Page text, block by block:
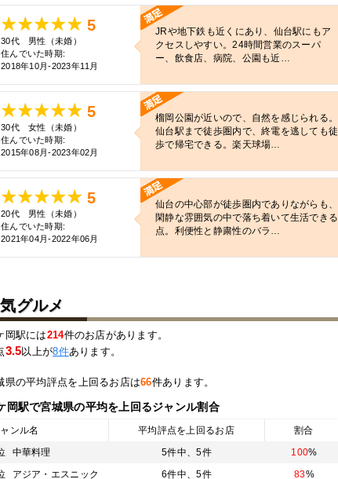
5
30代 男性（未婚）
住んでいた時期:
2018年10月-2023年11月
JRや地下鉄も近くにあり、仙台駅にもア
クセスしやすい。24時間営業のスーパ
ー、飲食店、病院、公園も近…
5
30代 女性（未婚）
住んでいた時期:
2015年08月-2023年02月
榴岡公園が近いので、自然を感じられる。
仙台駅まで徒歩圏内で、終電を逃しても徒
歩で帰宅できる。楽天球場…
5
20代 男性（未婚）
住んでいた時期:
2021年04月-2022年06月
仙台の中心部が徒歩圏内でありながらも、
閑静な雰囲気の中で落ち着いて生活できる
点。利便性と静粛性のバラ…
グルメ
岡駅には214件のお店があります。
3.5以上が8件あります。
県の平均評点を上回るお店は66件あります。
岡駅で宮城県の平均を上回るジャンル割合
ンル名 平均評点を上回るお店 割合
中華料理 5件中、5件 100%
アジア・エスニック 6件中、5件 83%